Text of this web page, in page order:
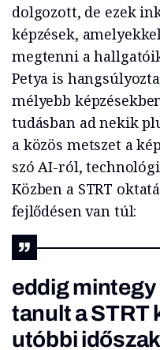
dolgozott, de ezek
képzések,
megtenni a
Petya is
mélyebb
tudásban ad nekik
a közös metszet a
szó AI-ról,
Közben a STRT
fejlődésen van túl:
eddig
tanult a STRT
utóbbi